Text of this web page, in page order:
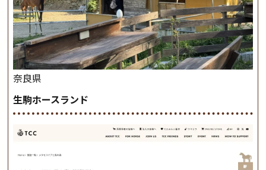
奈良県
生駒ホースランド